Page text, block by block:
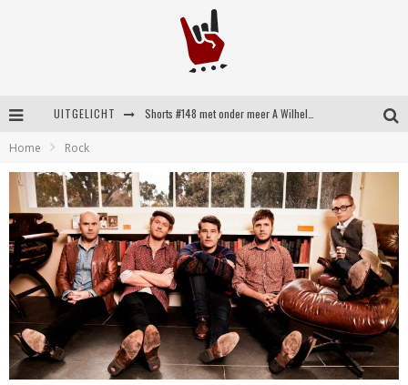
UITGELICHT
Britse emorockers van Basement maken tweede comeback met het indrukwekkende ‘Wired’
Shorts #149 met onder meer No Cure, Eva Under Fire, The Hu en Sleeping With Sirens
Home Rock